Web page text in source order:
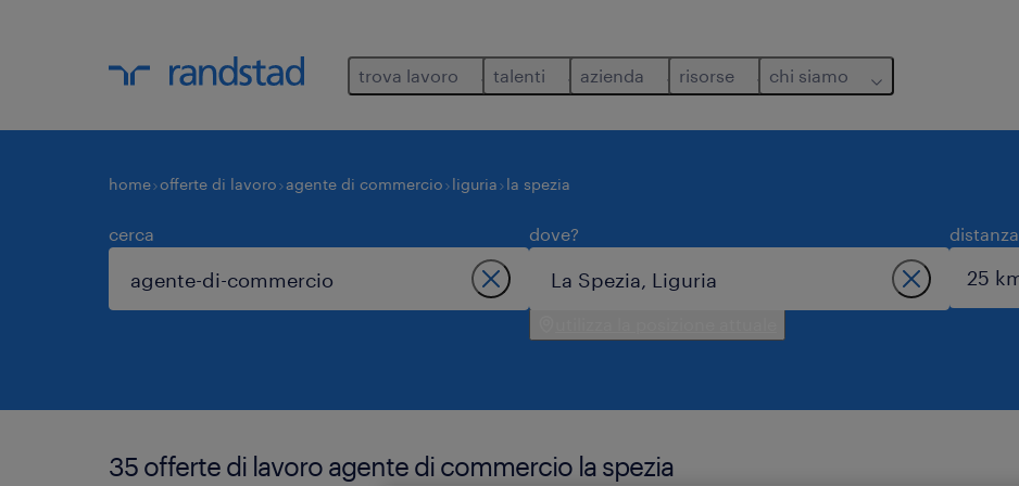
trova lavoro talenti azienda risorse chi siamo
home offerte di lavoro agente di commercio liguria la spezia
cerca dove? distanza
35 offerte di lavoro agente di commercio la spezia